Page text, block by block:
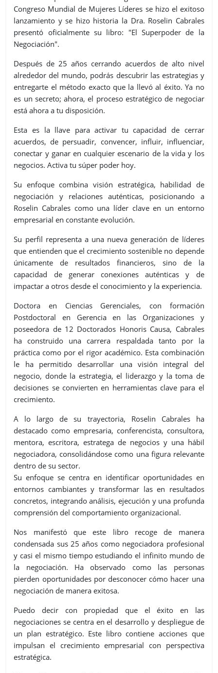
Congreso Mundial de Mujeres Líderes se hizo el exitoso
lanzamiento y se hizo historia la Dra. Roselin Cabrales
presentó oficialmente su libro: "El Superpoder de la
Negociación".
Después de 25 años cerrando acuerdos de alto nivel
alrededor del mundo, podrás descubrir las estrategias y
entregarte el método exacto que la llevó al éxito. Ya no
es un secreto; ahora, el proceso estratégico de negociar
está ahora a tu disposición.
Esta es la llave para activar tu capacidad de cerrar
acuerdos, de persuadir, convencer, influir, influenciar,
conectar y ganar en cualquier escenario de la vida y los
negocios. Activa tu súper poder hoy.
Su enfoque combina visión estratégica, habilidad de
negociación y relaciones auténticas, posicionando a
Roselin Cabrales como una líder clave en un entorno
empresarial en constante evolución.
Su perfil representa a una nueva generación de líderes
que entienden que el crecimiento sostenible no depende
únicamente de resultados financieros, sino de la
capacidad de generar conexiones auténticas y de
impactar a otros desde el conocimiento y la experiencia.
Doctora en Ciencias Gerenciales, con formación
Postdoctoral en Gerencia en las Organizaciones y
poseedora de 12 Doctorados Honoris Causa, Cabrales
ha construido una carrera respaldada tanto por la
práctica como por el rigor académico. Esta combinación
le ha permitido desarrollar una visión integral del
negocio, donde la estrategia, el liderazgo y la toma de
decisiones se convierten en herramientas clave para el
crecimiento.
A lo largo de su trayectoria, Roselin Cabrales ha
destacado como empresaria, conferencista, consultora,
mentora, escritora, estratega de negocios y una hábil
negociadora, consolidándose como una figura relevante
dentro de su sector.
Su enfoque se centra en identificar oportunidades en
entornos cambiantes y transformar las en resultados
concretos, integrando análisis, ejecución y una profunda
comprensión del comportamiento organizacional.
Nos manifestó que este libro recoge de manera
condensada sus 25 años como negociadora profesional
y casi el mismo tiempo estudiando el infinito mundo de
la negociación. Ha observado como las personas
pierden oportunidades por desconocer cómo hacer una
negociación de manera exitosa.
Puedo decir con propiedad que el éxito en las
negociaciones se centra en el desarrollo y despliegue de
un plan estratégico. Este libro contiene acciones que
impulsan el crecimiento empresarial con perspectiva
estratégica.